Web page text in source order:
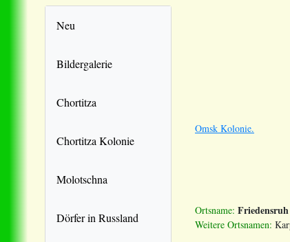
Neu
Bildergalerie
Chortitza
Chortitza Kolonie
Molotschna
Dörfer in Russland
Omsk Kolonie.
Ortsname: Friedensruh
Weitere Ortsnamen: